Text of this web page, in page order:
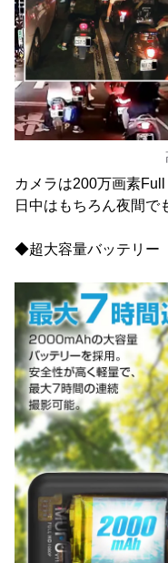
カメラは200万画素
日中はもちろん夜間で
◆超大容量バッテリー